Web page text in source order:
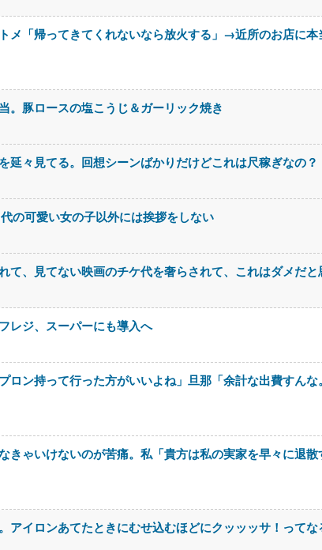
メ「帰ってきてくれないなら放火する」→近所のお店に
。豚ロースの塩こうじ＆ガーリック焼き
延々見てる。回想シーンばかりだけどこれは尺稼ぎなの？
の可愛い女の子以外には挨拶をしない
て、見てない映画のチケ代を奢らされて、これはダメだと
レジ、スーパーにも導入へ
ロン持って行った方がいいよね」旦那「余計な出費すん
きゃいけないのが苦痛。私「貴方は私の実家を早々に退
アイロンあてたときにむせ込むほどにクッッッサ！ってな